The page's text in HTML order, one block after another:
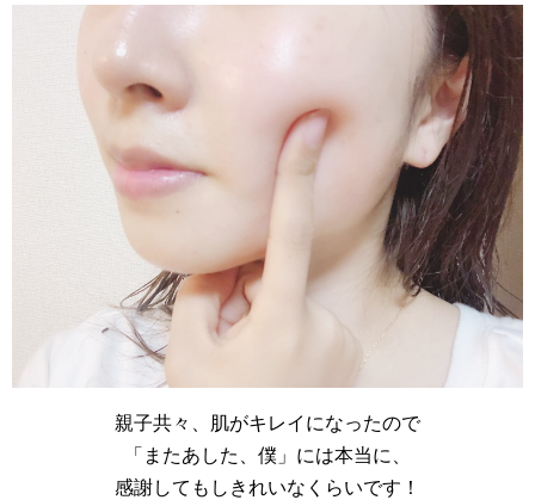
親子共々、肌がキレイになったので
「またあした、僕」には本当に、
感謝してもしきれいなくらいです！